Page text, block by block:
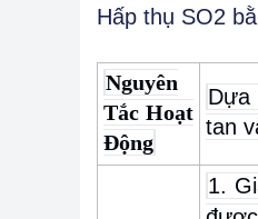
Hấp thụ SO2
Nguyên
Tắc Hoạt
Động
Dựa
tan
1.